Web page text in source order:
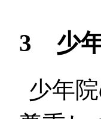
3 少
少年